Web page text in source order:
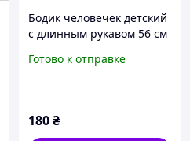
Бодик человечек детский
с длинным рукавом 56 см
Готово к отправке
180₴